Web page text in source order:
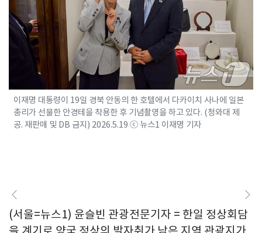
이재명 대통령이 19일 경북 안동의 한 호텔에서 다카이치 사나에 일본
총리가 선물한 안경테을 착용한 후 기념촬영을 하고 있다. (청와대 제
공. 재판매 및 DB 금지) 2026.5.19 ⓒ 뉴스1 이재명 기자
(서울=뉴스1) 윤슬빈 관광전문기자 = 한일 정상회담